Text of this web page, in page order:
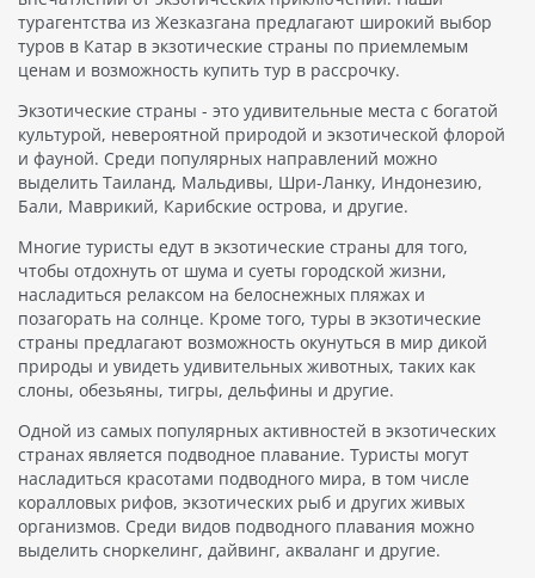
турагентства из Жезказгана предлагают широкий выбор
туров в Катар в экзотические страны по приемлемым
ценам и возможность купить тур в рассрочку.
Экзотические страны - это удивительные места с богатой
культурой, невероятной природой и экзотической флорой
и фауной. Среди популярных направлений можно
выделить Таиланд, Мальдивы, Шри-Ланку, Индонезию,
Бали, Маврикий, Карибские острова, и другие.
Многие туристы едут в экзотические страны для того,
чтобы отдохнуть от шума и суеты городской жизни,
насладиться релаксом на белоснежных пляжах и
позагорать на солнце. Кроме того, туры в экзотические
страны предлагают возможность окунуться в мир дикой
природы и увидеть удивительных животных, таких как
слоны, обезьяны, тигры, дельфины и другие.
Одной из самых популярных активностей в экзотических
странах является подводное плавание. Туристы могут
насладиться красотами подводного мира, в том числе
коралловых рифов, экзотических рыб и других живых
организмов. Среди видов подводного плавания можно
выделить сноркелинг, дайвинг, акваланг и другие.